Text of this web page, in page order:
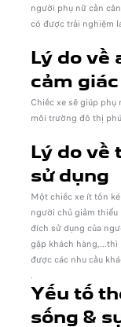
người phụ nữ cần
có được trải nghiệm
Lý do về
cảm giác
Chiếc xe sẽ giúp
môi trường đô thị
Lý do về
sử dụng
Một chiếc xe ít tốn
người chủ giảm
đích sử dụng của
gặp khách
được các nhu cầu
.
Yếu tố
sống &